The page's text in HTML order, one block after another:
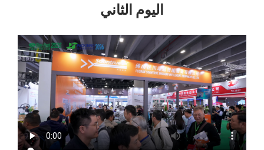
اليوم الثاني